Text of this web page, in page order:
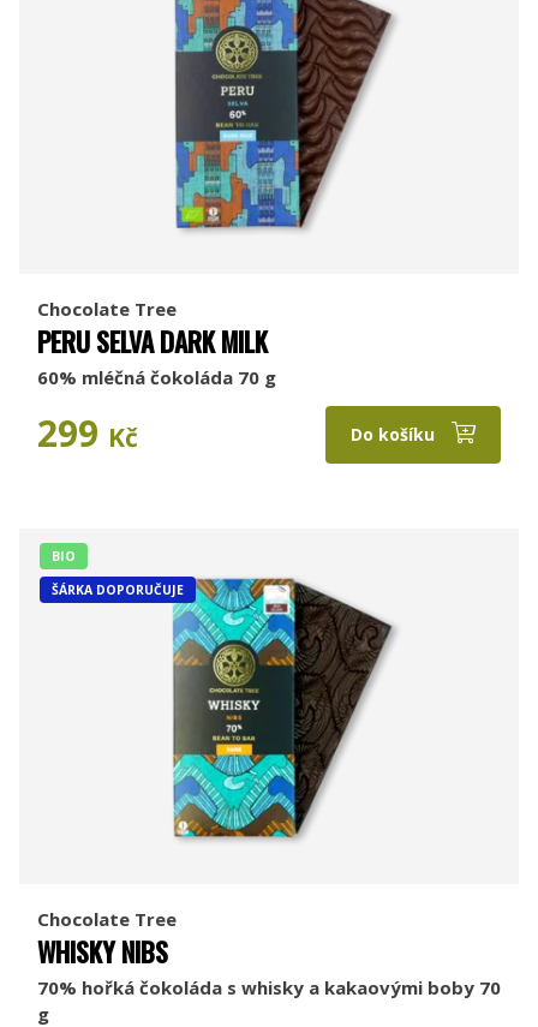
Chocolate Tree
PERU SELVA DARK MILK
60% mléčná čokoláda 70 g
299 Kč Do košíku
BIO
ŠÁRKA DOPORUČUJE
Chocolate Tree
WHISKY NIBS
70% hořká čokoláda s whisky a kakaovými boby 70
g